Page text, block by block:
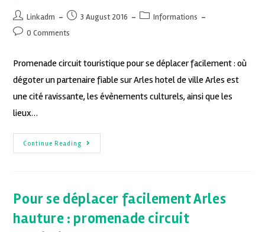
Linkadm 3 August 2016
Informations
0 Comments
Promenade circuit touristique pour se déplacer facilement : où
dégoter un partenaire fiable sur Arles hotel de ville Arles est
une cité ravissante, les évènements culturels, ainsi que les
lieux…
Continue Reading
Pour se déplacer facilement Arles
hauture : promenade circuit